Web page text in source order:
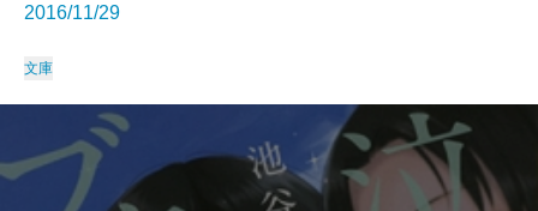
2016/11/29
文庫